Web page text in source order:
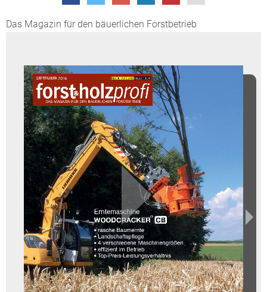
Das Magazin für den bäuerlichen Forstbetrieb